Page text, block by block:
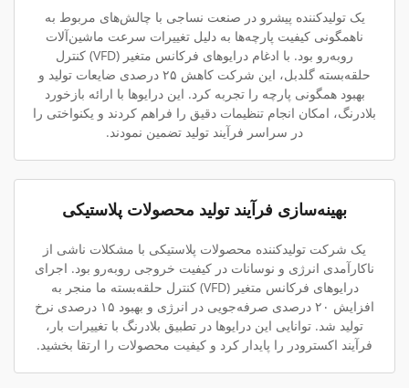
یک تولیدکننده پیشرو در صنعت نساجی با چالش‌های مربوط به
ناهمگونی کیفیت پارچه‌ها به دلیل تغییرات سرعت ماشین‌آلات
روبه‌رو بود. با ادغام درایوهای فرکانس متغیر (VFD) کنترل
حلقه‌بسته گلدبل، این شرکت کاهش ۲۵ درصدی ضایعات تولید و
بهبود همگونی پارچه را تجربه کرد. این درایوها با ارائه بازخورد
بلادرنگ، امکان انجام تنظیمات دقیق را فراهم کردند و یکنواختی را
در سراسر فرآیند تولید تضمین نمودند.
بهینه‌سازی فرآیند تولید محصولات پلاستیکی
یک شرکت تولیدکننده محصولات پلاستیکی با مشکلات ناشی از
ناکارآمدی انرژی و نوسانات در کیفیت خروجی روبه‌رو بود. اجرای
درایوهای فرکانس متغیر (VFD) کنترل حلقه‌بسته ما منجر به
افزایش ۲۰ درصدی صرفه‌جویی در انرژی و بهبود ۱۵ درصدی نرخ
تولید شد. توانایی این درایوها در تطبیق بلادرنگ با تغییرات بار،
فرآیند اکسترودر را پایدار کرد و کیفیت محصولات را ارتقا بخشید.